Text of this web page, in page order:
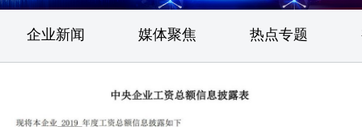
企业新闻 媒体聚焦 热点专题